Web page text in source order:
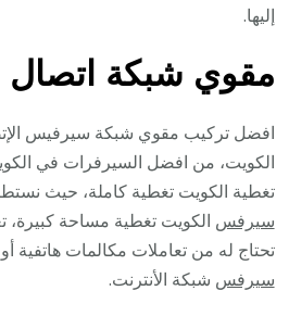
إليها.
مقوي شبكة اتصال
افضل تركيب مقوي شبكة سيرفيس
الكويت، من افضل السيرفرات في
تغطية الكويت تغطية كاملة، حيث
سيرفس الكويت تغطية مساحة كبيرة،
تحتاج له من تعاملات مكالمات هاتفية
سيرفس شبكة الأنترنت.